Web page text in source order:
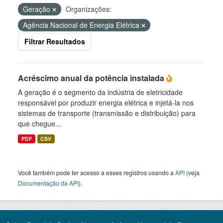
Geração
Organizações:
Agência Nacional de Energia Elétrica
Filtrar Resultados
Acréscimo anual da potência instalada
A geração é o segmento da indústria de eletricidade
responsável por produzir energia elétrica e injetá-la nos
sistemas de transporte (transmissão e distribuição) para
que chegue...
PDF CSV
Você também pode ter acesso a esses registros usando a API (veja
Documentação da API).